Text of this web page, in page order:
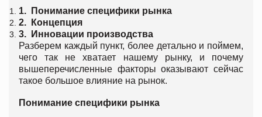
1.
Понимание специфики рынка
2.
Концепция
3.
Инновации производства
Разберем каждый пункт, более детально и поймем,
чего так не хватает нашему рынку, и почему
вышеперечисленные факторы оказывают сейчас
такое большое влияние на рынок.
Понимание специфики рынка